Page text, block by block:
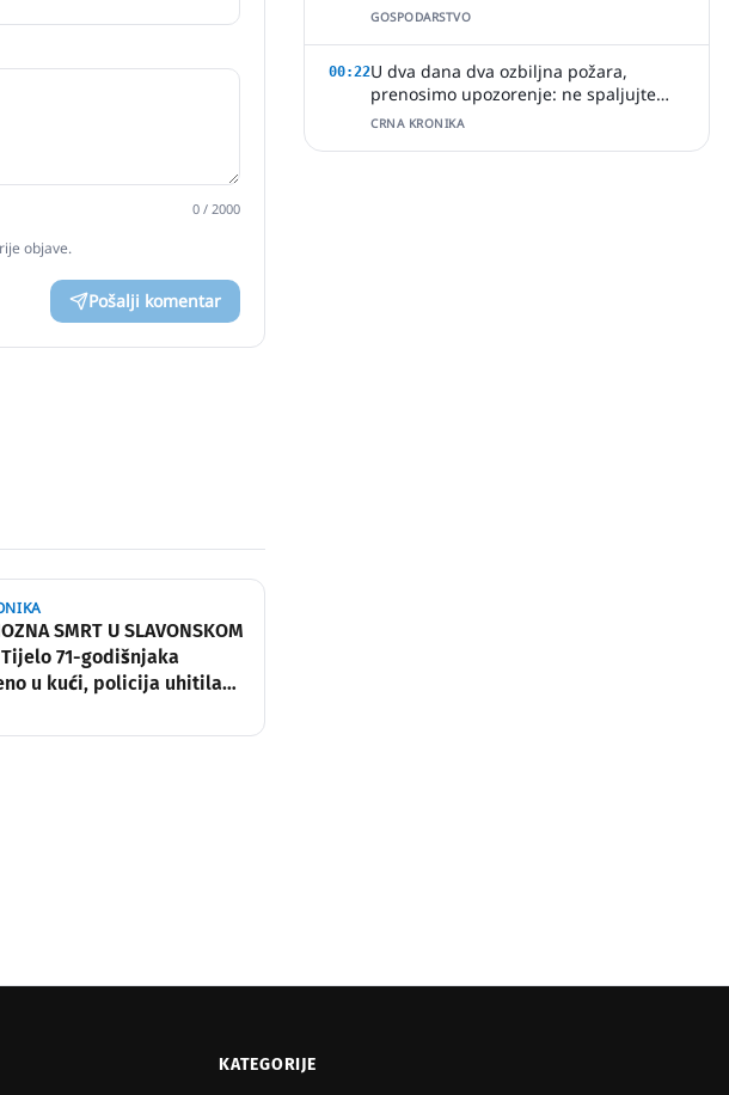
0 / 2000
objave.
Pošalji komentar
SMRT U SLAVONSKOM
Tijelo 71-godišnjaka
u kući, policija uhitila
GOSPODARSTVO
00:22U dva dana dva ozbiljna požara,
prenosimo upozorenje: ne spaljujte
ništa u ovim vrućim ljetnim danima
CRNA KRONIKA
KATEGORIJE